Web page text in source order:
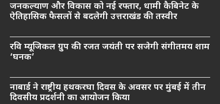
जनकल्याण और विकास को नई रफ्तार, धामी कैबिनेट के
ऐतिहासिक फैसलों से बदलेगी उत्तराखंड की तस्वीर
रवि म्यूजिकल ग्रुप की रजत जयंती पर सजेगी संगीतमय शाम
‘घनक’
नाबार्ड ने राष्ट्रीय हथकरघा दिवस के अवसर पर मुंबई में तीन
दिवसीय प्रदर्शनी का आयोजन किया